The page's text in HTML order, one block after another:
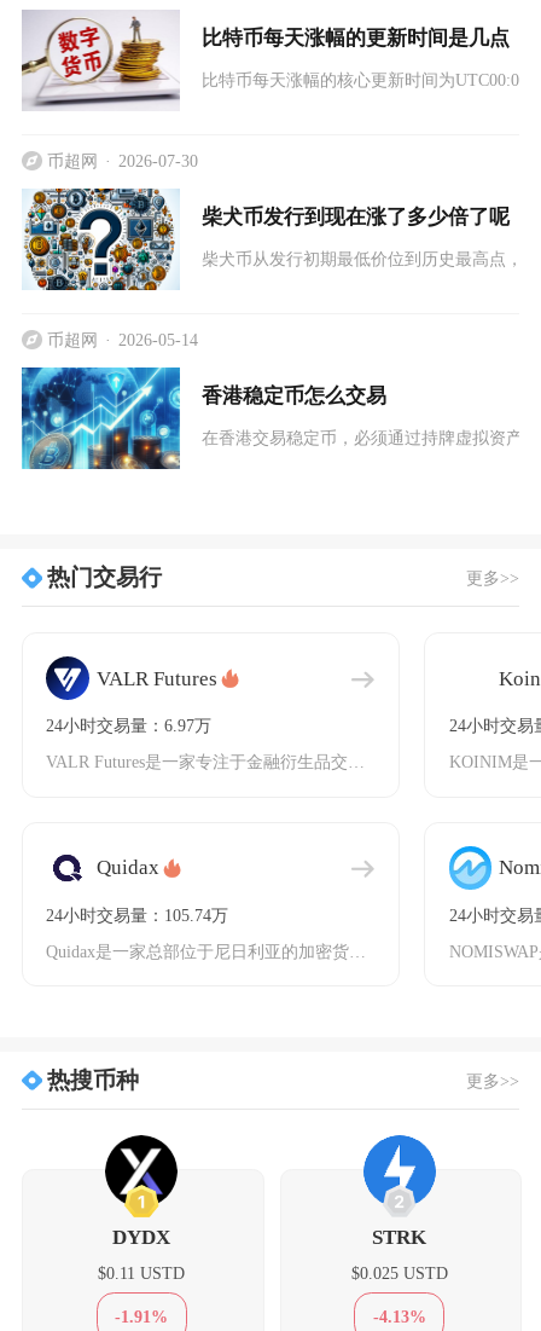
比特币每天涨幅的更新时间是几点
比特币每天涨幅的核心更新时间为
币超网 2026-07-30
柴犬币发行到现在涨了多少倍了呢
柴犬币从发行初期最低价位到历史最高点，
币超网 2026-05-14
香港稳定币怎么交易
在香港交易稳定币，必须通过持牌虚拟资产
热门交易行 更多>>
VALR Futures
24小时交易量：6.97万
Quidax
24小时交易量：105.74万
24小时交易
24小时交易
热搜币种 更多>>
1
DYDX
$0.11 USTD
-1.91%
2
STRK
$0.025 USTD
-4.13%